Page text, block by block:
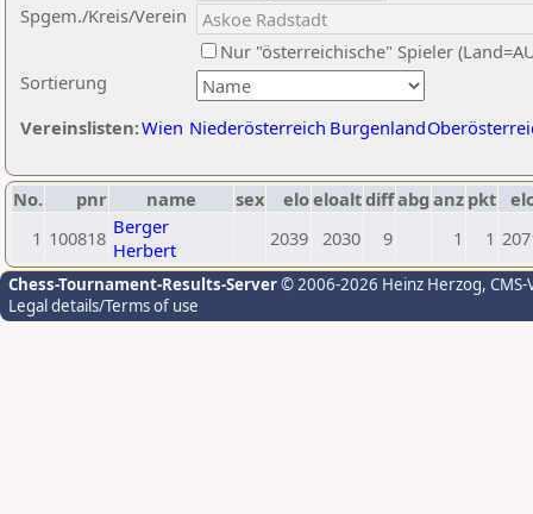
Sortierung
Spgem./Kreis/Verein
Nur "österreichische" Spieler
Vereinslisten:Wien Niederösterreich Burgenland
No. pnr name sex eloeloaltdiffabg anz pkt
1 100818 Berger
Herbert
2039 2030 9 1 1
Chess-Tournament-Results-Server© 2006-2026 Heinz Herzog,
Legal details/Terms of use